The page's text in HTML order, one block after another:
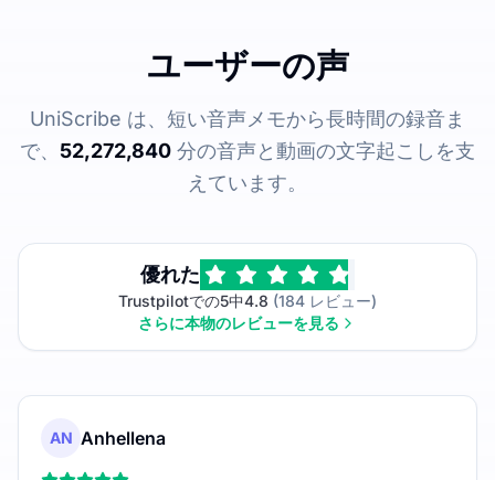
ユーザーの声
UniScribe は、短い音声メモから長時間の録音ま
で、 52,272,840 分の音声と動画の文字起こしを支
えています。
優れた
Trustpilotでの5中4.8 (184 レビュー)
さらに本物のレビューを見る
AN Anhellena